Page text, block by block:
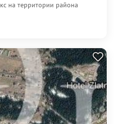
на территории района